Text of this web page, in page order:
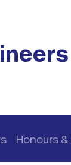
Honours